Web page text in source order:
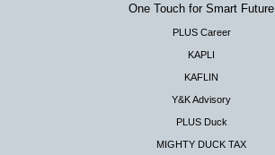
One Touch for Smart Future
PLUS Career
KAPLI
KAFLIN
Y&K Advisory
PLUS Duck
MIGHTY DUCK TAX